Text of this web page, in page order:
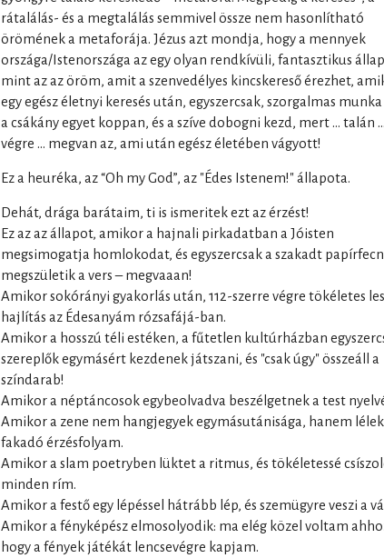
rátalálás- és a megtalálás semmivel össze nem hasonlítható
örömének a metaforája. Jézus azt mondja, hogy a mennyek
országa/Istenországa az egy olyan rendkívüli, fantasztikus
mint az az öröm, amit a szenvedélyes kincskereső érezhet,
egy egész életnyi keresés után, egyszercsak, szorgalmas
a csákány egyet koppan, és a szíve dobogni kezd, mert ... talán ...
végre ... megvan az, ami után egész életében vágyott!
Ez a heuréka, az “Oh my God”, az "Édes Istenem!" állapota.
Dehát, drága barátaim, ti is ismeritek ezt az érzést!
Ez az az állapot, amikor a hajnali pirkadatban a Jóisten
megsimogatja homlokodat, és egyszercsak a szakadt
megszületik a vers – megvaaan!
Amikor sokórányi gyakorlás után, 112-szerre végre tökéletes
hajlítás az Édesanyám rózsafájá-ban.
Amikor a hosszú téli estéken, a fűtetlen kultúrházban
szereplők egymásért kezdenek játszani, és "csak úgy" összeáll a
színdarab!
Amikor a néptáncosok egybeolvadva beszélgetnek a test
Amikor a zene nem hangjegyek egymásutánisága, hanem
fakadó érzésfolyam.
Amikor a slam poetryben lüktet a ritmus, és tökéletessé
minden rím.
Amikor a festő egy lépéssel hátrább lép, és szemügyre veszi a
Amikor a fényképész elmosolyodik: ma elég közel voltam
hogy a fények játékát lencsevégre kapjam.